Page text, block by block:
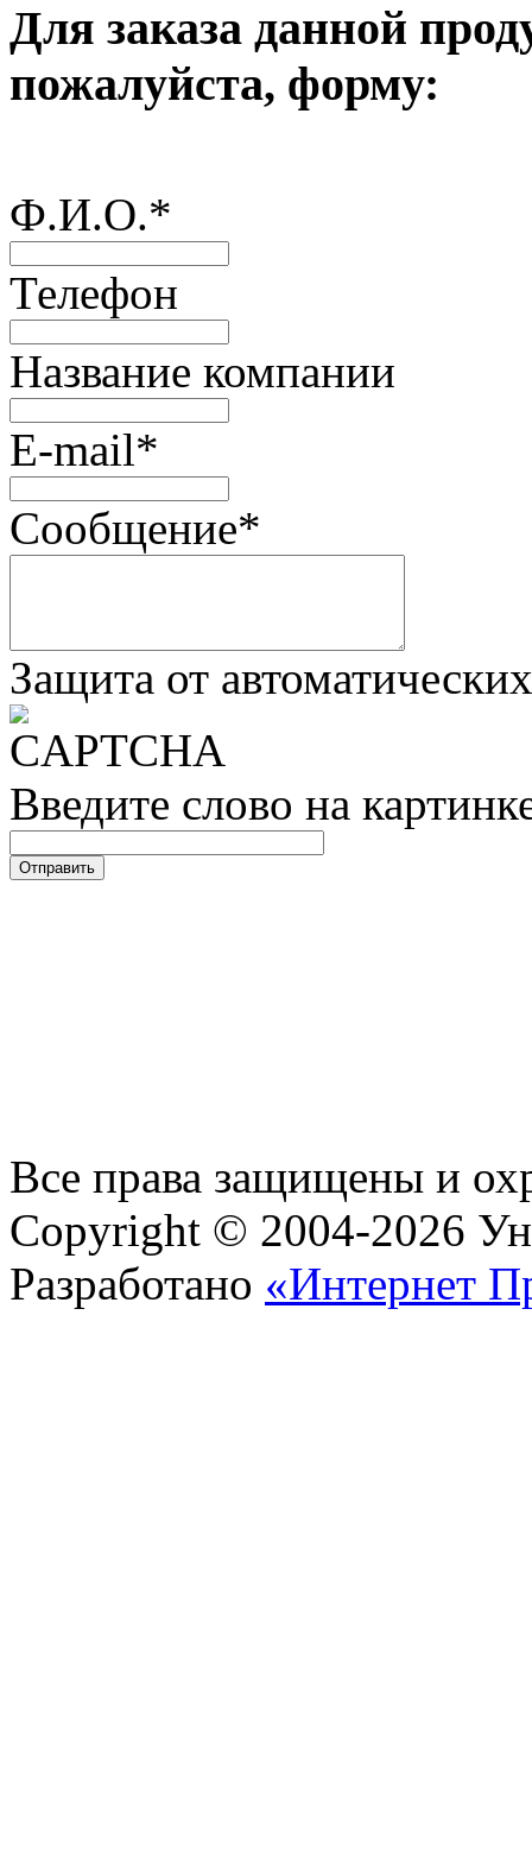
Для заказа данной
пожалуйста, форму:
Ф.И.О.*
Телефон
Название компании
E-mail*
Сообщение*
Защита от
Введите слово на
Все права защищены и
Copyright © 2004-2026
Разработано «Интернет